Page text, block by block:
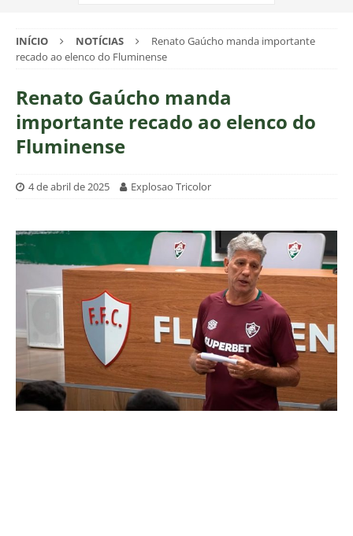
INÍCIO NOTÍCIAS
Renato Gaúcho manda importante
recado ao elenco do Fluminense
Renato Gaúcho manda
importante recado ao elenco do
Fluminense
4 de abril de 2025 Explosao Tricolor